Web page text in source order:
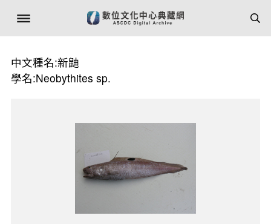
中文種名:新鼬
學名:Neobythites sp.